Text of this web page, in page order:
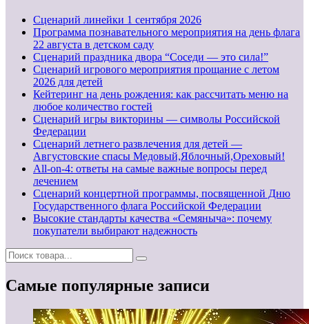
Cценарий линейки 1 сентября 2026
Программа познавательного мероприятия на день флага
22 августа в детском саду
Сценарий праздника двора “Соседи — это сила!”
Сценарий игрового мероприятия прощание с летом
2026 для детей
Кейтеринг на день рождения: как рассчитать меню на
любое количество гостей
Сценарий игры викторины — символы Российской
Федерации
Сценарий летнего развлечения для детей —
Августовские спасы Медовый,Яблочный,Ореховый!
All-on-4: ответы на самые важные вопросы перед
лечением
Сценарий концертной программы, посвященной Дню
Государственного флага Российской Федерации
Высокие стандарты качества «Семяныча»: почему
покупатели выбирают надежность
Самые популярные записи